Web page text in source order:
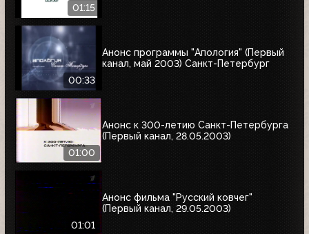
01:15
00:33
Анонс программы "Апология" (Первый
канал, май 2003) Cанкт-Петербург
01:00
Анонс к 300-летию Санкт-Петербурга
(Первый канал, 28.05.2003)
01:01
Анонс фильма "Русский ковчег"
(Первый канал, 29.05.2003)